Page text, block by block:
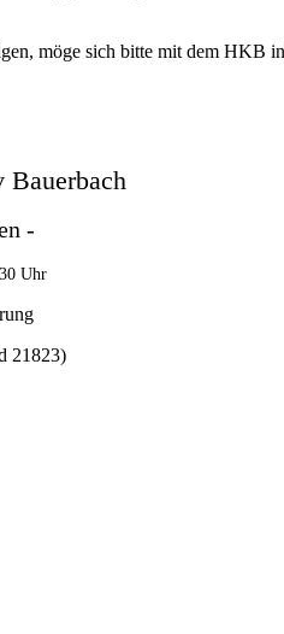
möge sich bitte mit dem HKB
-
Uhr
21823)